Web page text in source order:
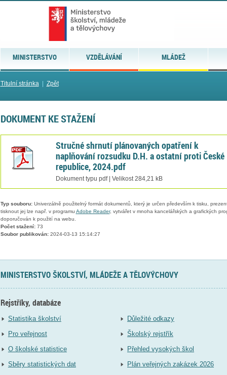
MINISTERSTVO VZDĚLÁVÁNÍ MLÁDEŽ
Titulní stránka| Zpět
DOKUMENT KE STAŽENÍ
Stručné shrnutí plánovaných opatření k
naplňování rozsudku D.H. a ostatní proti České
republice, 2024.pdf
Dokument typu pdf | Velikost 284,21 kB
Typ souboru:Univerzálně použitelný formát dokumentů, který je určen především k tisku,
tisknout jej lze např. v programu Adobe Reader, vytvářet v mnoha kancelářských a grafických
doporučován k použití na webu.
Počet stažení:73
Soubor publikován:2024-03-13 15:14:27
MINISTERSTVO ŠKOLSTVÍ, MLÁDEŽE A TĚLOVÝCHOVY
Rejstříky, databáze
Statistika školství
Pro veřejnost
O školské statistice
Sběry statistických dat
Důležité odkazy
Školský rejstřík
Přehled vysokých škol
Plán veřejných zakázek 2026